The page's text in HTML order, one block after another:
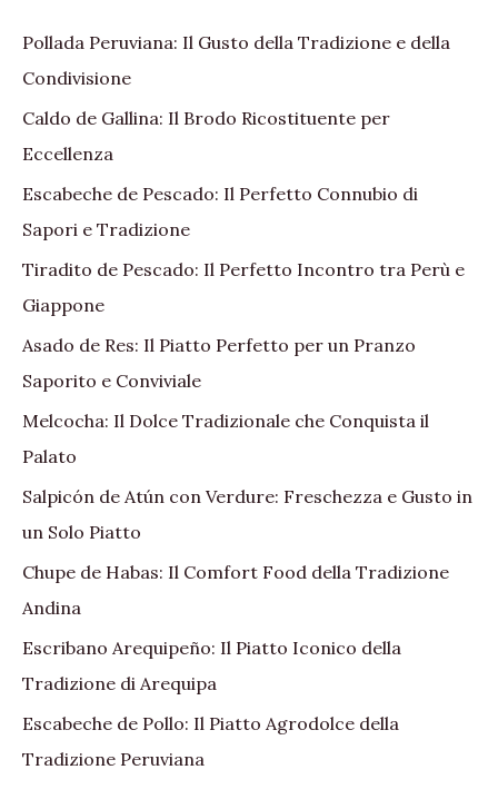
Pollada Peruviana: Il Gusto della Tradizione e della
Condivisione
Caldo de Gallina: Il Brodo Ricostituente per
Eccellenza
Escabeche de Pescado: Il Perfetto Connubio di
Sapori e Tradizione
Tiradito de Pescado: Il Perfetto Incontro tra Perù e
Giappone
Asado de Res: Il Piatto Perfetto per un Pranzo
Saporito e Conviviale
Melcocha: Il Dolce Tradizionale che Conquista il
Palato
Salpicón de Atún con Verdure: Freschezza e Gusto in
un Solo Piatto
Chupe de Habas: Il Comfort Food della Tradizione
Andina
Escribano Arequipeño: Il Piatto Iconico della
Tradizione di Arequipa
Escabeche de Pollo: Il Piatto Agrodolce della
Tradizione Peruviana